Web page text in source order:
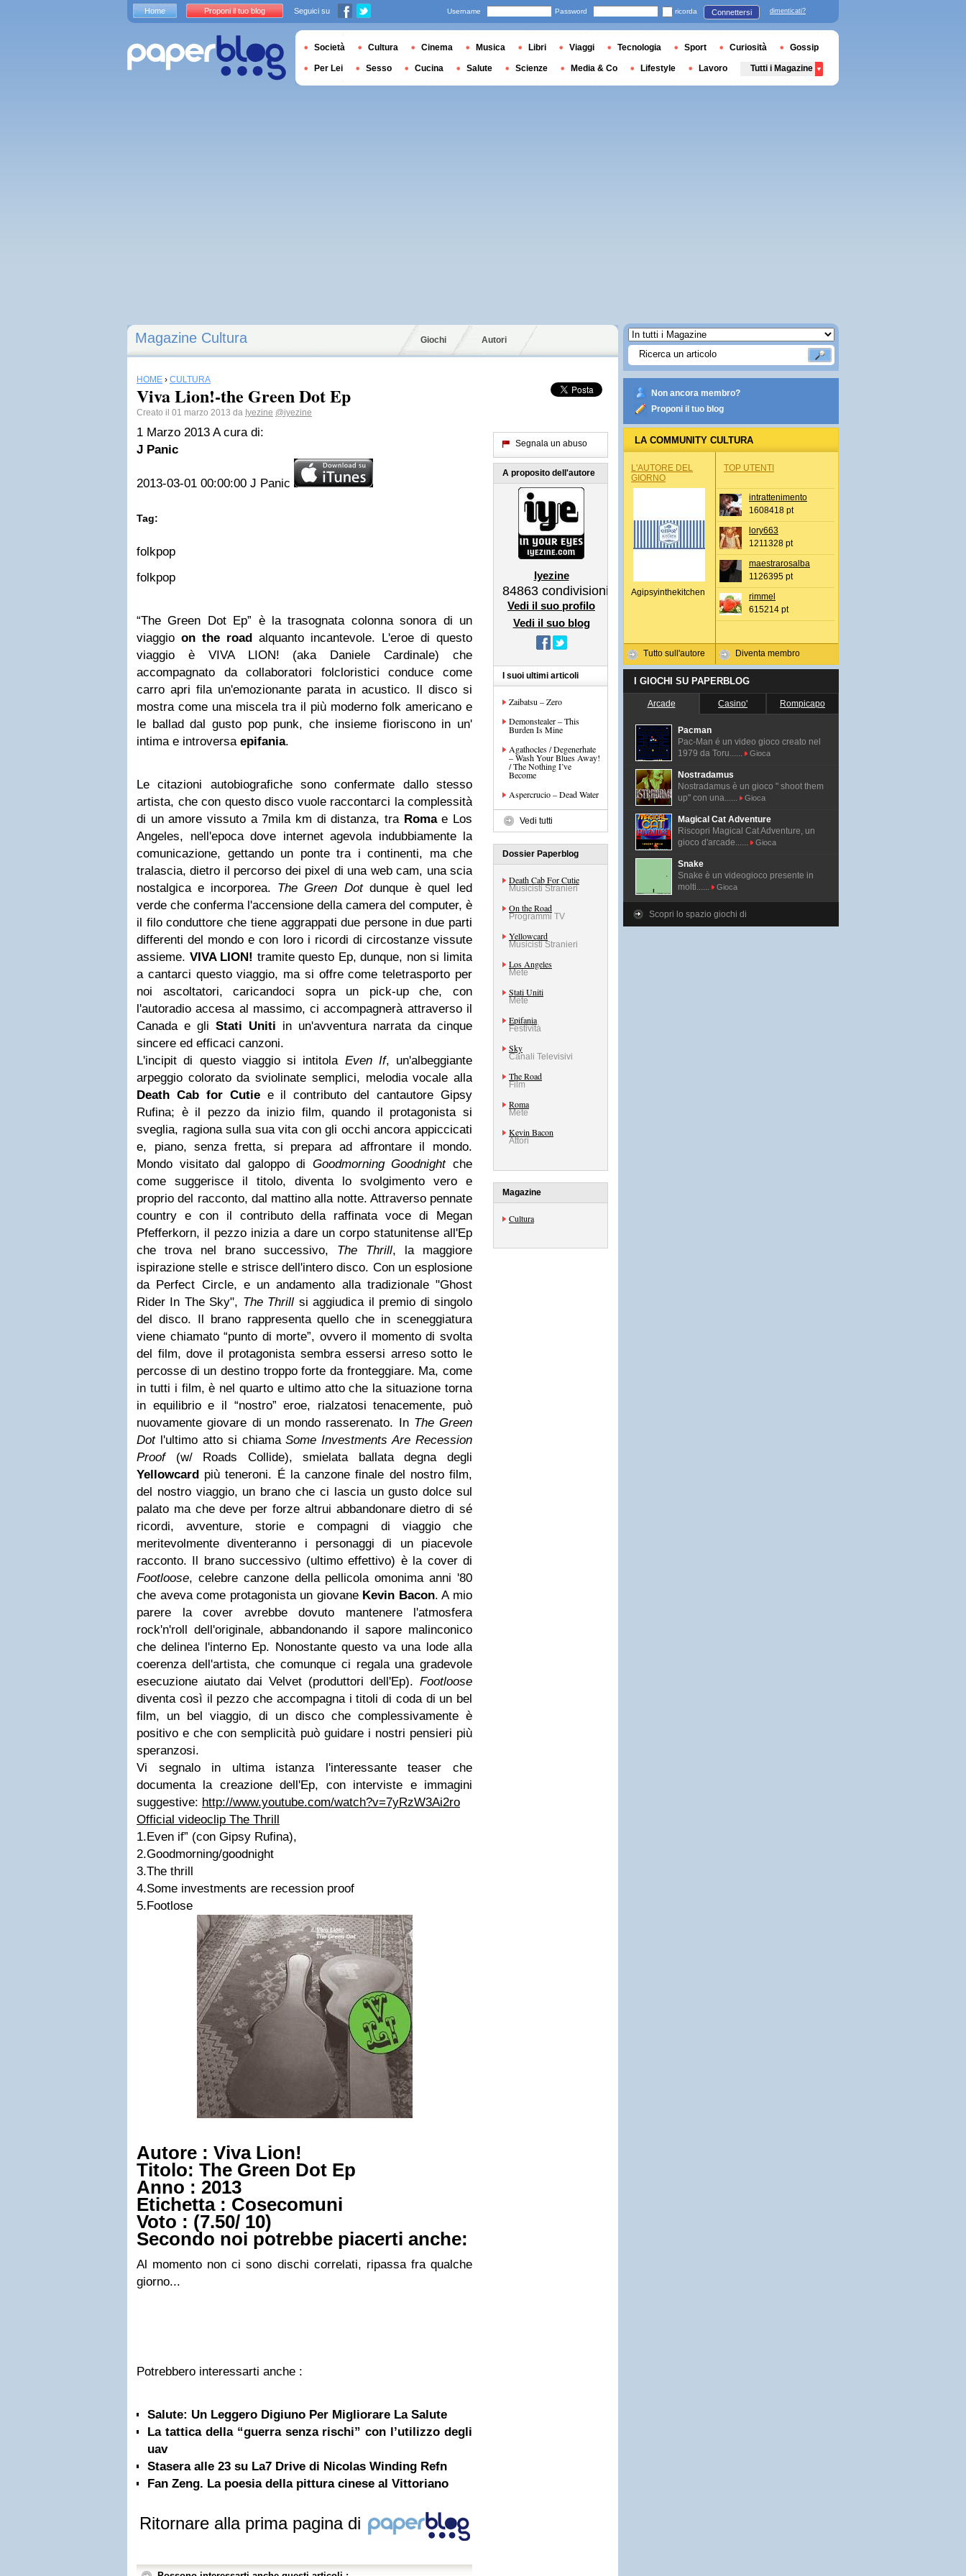
Magazine Cultura Giochi Autori
HOME › CULTURA
Viva Lion!-the Green Dot Ep
Creato il 01 marzo 2013 da Iyezine @iyezine
1 Marzo 2013 A cura di:
J Panic
2013-03-01 00:00:00 J Panic
Tag:
folkpop
folkpop
“The Green Dot Ep” è la trasognata colonna sonora di un
viaggio on the road alquanto incantevole. L'eroe di questo
viaggio è VIVA LION! (aka Daniele Cardinale) che
accompagnato da collaboratori folcloristici conduce come
carro apri fila un'emozionante parata in acustico. Il disco si
mostra come una miscela tra il più moderno folk americano e
le ballad dal gusto pop punk, che insieme fioriscono in un'
intima e introversa epifania.
Le citazioni autobiografiche sono confermate dallo stesso
artista, che con questo disco vuole raccontarci la complessità
di un amore vissuto a 7mila km di distanza, tra Romae Los
Angeles, nell'epoca dove internet agevola indubbiamente la
comunicazione, gettando un ponte tra i continenti, ma che
tralascia, dietro il percorso dei pixel di una web cam, una scia
nostalgica e incorporea. The Green Dotdunque è quel led
verde che conferma l'accensione della camera del computer, è
il filo conduttore che tiene aggrappati due persone in due parti
differenti del mondo e con loro i ricordi di circostanze vissute
assieme. VIVA LION! tramite questo Ep, dunque, non si limita
a cantarci questo viaggio, ma si offre come teletrasporto per
noi ascoltatori, caricandoci sopra un pick-up che, con
l'autoradio accesa al massimo, ci accompagnerà attraverso il
Canada e gli Stati Uniti in un'avventura narrata da cinque
sincere ed efficaci canzoni.
L'incipit di questo viaggio si intitola Even If, un'albeggiante
arpeggio colorato da sviolinate semplici, melodia vocale alla
Death Cab for Cutiee il contributo del cantautore Gipsy
Rufina; è il pezzo da inizio film, quando il protagonista si
sveglia, ragiona sulla sua vita con gli occhi ancora appiccicati
e, piano, senza fretta, si prepara ad affrontare il mondo.
Mondo visitato dal galoppo di Goodmorning Goodnightche
come suggerisce il titolo, diventa lo svolgimento vero e
proprio del racconto, dal mattino alla notte. Attraverso pennate
country e con il contributo della raffinata voce di Megan
Pfefferkorn, il pezzo inizia a dare un corpo statunitense all'Ep
che trova nel brano successivo, The Thrill, la maggiore
ispirazione stelle e strisce dell'intero disco. Con un esplosione
da Perfect Circle, e un andamento alla tradizionale "Ghost
Rider In The Sky", The Thrill si aggiudica il premio di singolo
del disco. Il brano rappresenta quello che in sceneggiatura
viene chiamato “punto di morte”, ovvero il momento di svolta
del film, dove il protagonista sembra essersi arreso sotto le
percosse di un destino troppo forte da fronteggiare. Ma, come
in tutti i film, è nel quarto e ultimo atto che la situazione torna
in equilibrio e il “nostro” eroe, rialzatosi tenacemente, può
nuovamente giovare di un mondo rasserenato. In The Green
Dotl'ultimo atto si chiamaSome Investments Are Recession
Proof(w/ Roads Collide), smielata ballata degna degli
Yellowcard più teneroni. É la canzone finale del nostro film,
del nostro viaggio, un brano che ci lascia un gusto dolce sul
palato ma che deve per forze altrui abbandonare dietro di sé
ricordi, avventure, storie e compagni di viaggio che
meritevolmente diventeranno i personaggi di un piacevole
racconto. Il brano successivo (ultimo effettivo) è la cover di
Footloose, celebre canzone della pellicola omonima anni '80
che aveva come protagonista un giovane Kevin Bacon. A mio
parere la cover avrebbe dovuto mantenere l'atmosfera
rock'n'roll dell'originale, abbandonando il sapore malinconico
che delinea l'interno Ep. Nonostante questo va una lode alla
coerenza dell'artista, che comunque ci regala una gradevole
esecuzione aiutato dai Velvet (produttori dell'Ep). Footloose
diventa così il pezzo che accompagna i titoli di coda di un bel
film, un bel viaggio, di un disco che complessivamente è
positivo e che con semplicità può guidare i nostri pensieri più
speranzosi.
Vi segnalo in ultima istanza l'interessante teaser che
documenta la creazione dell'Ep, con interviste e immagini
suggestive: http://www.youtube.com/watch?v=7yRzW3Ai2ro
Official videoclip The Thrill
1.Even if” (con Gipsy Rufina),
2.Goodmorning/goodnight
3.The thrill
4.Some investments are recession proof
5.Footlose
Autore : Viva Lion!
Titolo: The Green Dot Ep
Anno : 2013
Etichetta : Cosecomuni
Voto : (7.50/ 10)
Secondo noi potrebbe piacerti anche:
Al momento non ci sono dischi correlati, ripassa fra qualche
giorno...
Potrebbero interessarti anche :
Salute: Un Leggero Digiuno Per Migliorare La Salute
La tattica della “guerra senza rischi” con l’utilizzo degli
uav
Stasera alle 23 su La7 Drive di Nicolas Winding Refn
Fan Zeng. La poesia della pittura cinese al Vittoriano
Ritornare alla prima pagina di
Segnala un abuso
A proposito dell'autore
Iyezine
84863 condivisioni
Vedi il suo profilo
Vedi il suo blog
I suoi ultimi articoli
Zaibatsu – Zero
Demonstealer – This
Burden Is Mine
Agathocles / Degenerhate
– Wash Your Blues Away!
/ The Nothing I’ve
Become
Aspercrucio – Dead Water
Vedi tutti
Dossier Paperblog
Death Cab For Cutie
Musicisti Stranieri
On the Road
Programmi TV
Yellowcard
Musicisti Stranieri
Los Angeles
Mete
Stati Uniti
Mete
Epifania
Festività
Sky
Canali Televisivi
The Road
Film
Roma
Mete
Kevin Bacon
Attori
Magazine
Cultura
Non ancora membro?
Proponi il tuo blog
LA COMMUNITY CULTURA
L'AUTORE DEL
GIORNO
Agipsyinthekitchen
Tutto sull'autore
TOP UTENTI
intrattenimento
1608418 pt
lory663
1211328 pt
maestrarosalba
1126395 pt
rimmel
615214 pt
Diventa membro
I GIOCHI SU PAPERBLOG
Arcade Casino' Rompicapo
Pacman
Pac-Man é un video gioco creato nel
1979 da Toru......
Gioca
Nostradamus
Nostradamus è un gioco " shoot them
up" con una......
Gioca
Magical Cat Adventure
Riscopri Magical Cat Adventure, un
gioco d'arcade......
Gioca
Snake
Snake è un videogioco presente in
molti......
Gioca
Scopri lo spazio giochi di
Home Proponi il tuo blog Seguici su Username Password ricorda Connettersi dimenticati?
Società Cultura Cinema Musica Libri Viaggi Tecnologia Sport Curiosità Gossip
Per Lei Sesso Cucina Salute Scienze Media & Co Lifestyle Lavoro Tutti i Magazine